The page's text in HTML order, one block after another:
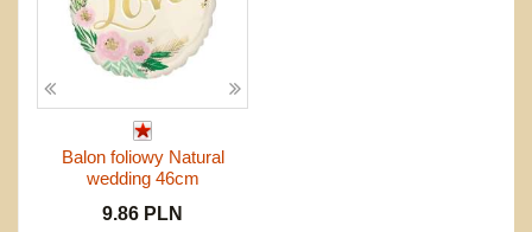
Balon foliowy Natural
wedding 46cm
9.86 PLN